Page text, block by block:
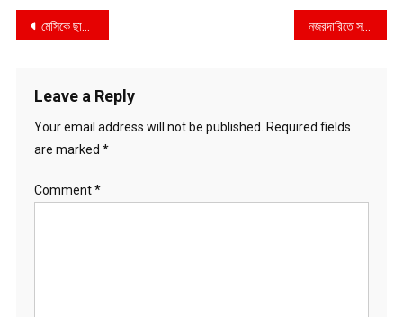
Post
মেসিকে ছাড়িয়ে যেতে চান রোনালদো
Leave a Reply
Your email address will not be published.
Required fields
are marked *
Comment*